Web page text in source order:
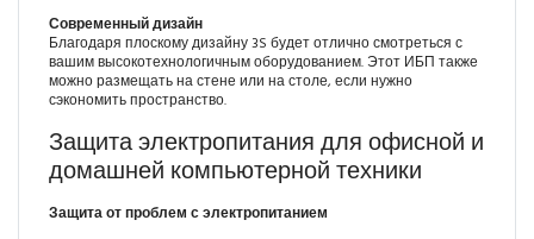
Современный дизайн
Благодаря плоскому дизайну 3S будет отлично смотреться с
вашим высокотехнологичным оборудованием. Этот ИБП также
можно размещать на стене или на столе, если нужно
сэкономить пространство.
Защита электропитания для офисной и
домашней компьютерной техники
Защита от проблем с электропитанием